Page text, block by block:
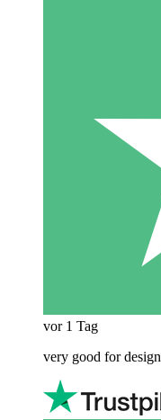
vor 1 Tag
very good for design